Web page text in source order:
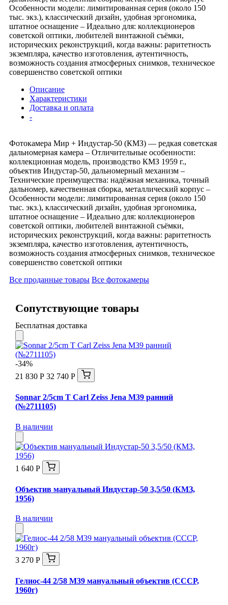
Особенности модели: лимитированная серия (около 150
тыс. экз.), классический дизайн, удобная эргономика,
штатное оснащение – Идеально для: коллекционеров
советской оптики, любителей винтажной съёмки,
исторических реконструкций, когда важны: раритетность
экземпляра, качество изготовления, аутентичность,
возможность создания атмосферных снимков, техническое
совершенство советской оптики
Описание
Характеристики
Доставка и оплата
-
Фотокамера Мир + Индустар-50 (КМЗ) — редкая советская
дальномерная камера – Отличительные особенности:
коллекционная модель, производство КМЗ 1959 г.,
объектив Индустар-50, дальномерный механизм –
Технические преимущества: надёжная механика, точный
дальномер, качественная сборка, металлический корпус –
Особенности модели: лимитированная серия (около 150
тыс. экз.), классический дизайн, удобная эргономика,
штатное оснащение – Идеально для: коллекционеров
советской оптики, любителей винтажной съёмки,
исторических реконструкций, когда важны: раритетность
экземпляра, качество изготовления, аутентичность,
возможность создания атмосферных снимков, техническое
совершенство советской оптики
Все проданные товары Все фотокамеры
Сопутствующие товары
Бесплатная доставка
-34%
21 830 Р 32 740 Р
Sonnar 2/5cm T Carl Zeiss Jena М39 ранний
(№2711105)
В наличии
1 640 Р
Объектив мануальный Индустар-50 3,5/50 (КМЗ,
1956)
В наличии
3 270 Р
Гелиос-44 2/58 М39 мануальный объектив (СССР,
1960г)